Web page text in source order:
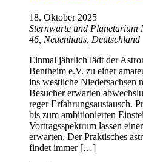
18. Oktober 2025
Sternwarte und Planetarium
46, Neuenhaus, Deutschland
Einmal jährlich lädt der
Bentheim e.V. zu einer
ins westliche Niedersachsen
Besucher erwarten
reger Erfahrungsaustausch.
bis zum ambitionierten
Vortragsspektrum lassen
erwarten. Der Praktisches
findet immer […]